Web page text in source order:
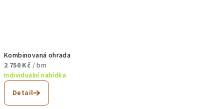
Kombinovaná ohrada
2 750 Kč / bm
Individuální nabídka
Detail